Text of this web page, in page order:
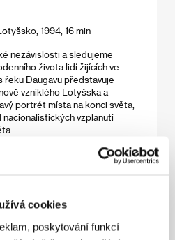
cookies
poskytování funkcí
1994, 16 min
nezávislosti a sledujeme
života lidí žijících ve
řeku Daugavu představuje
vzniklého Lotyšska a
portrét místa na konci světa,
vzplanutí
1968, 18 min
je svědectvím o